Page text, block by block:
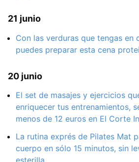
21 junio
Con las verduras que tengas en
puedes preparar esta cena
20 junio
El set de masajes y ejercicios
enriquecer tus entrenamientos,
menos de 12 euros en El Corte
La rutina exprés de Pilates Mat
cuerpo en sólo 15 minutos, sin
esterilla